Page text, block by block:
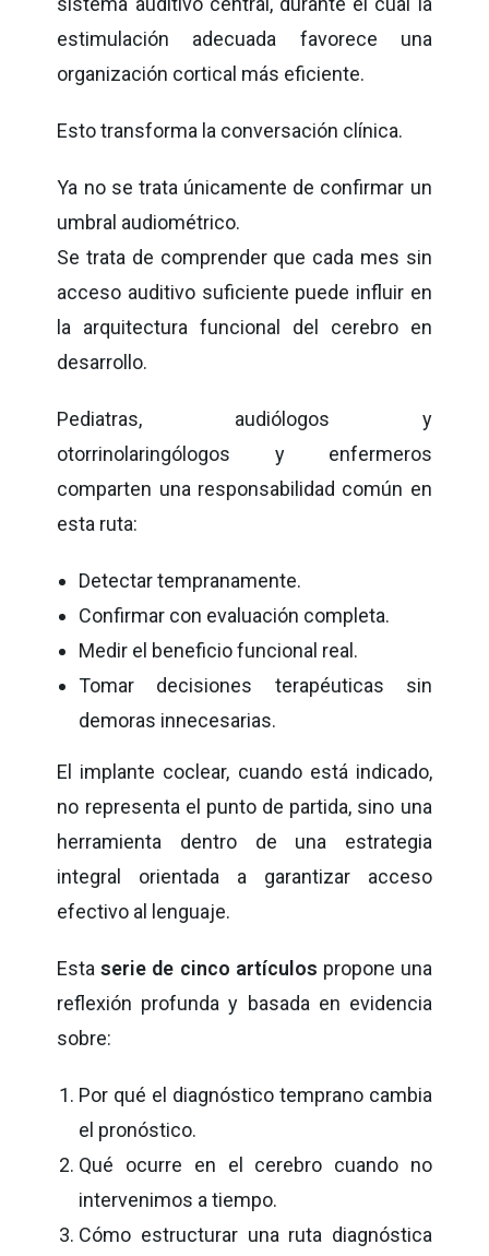
estimulación adecuada favorece una
organización cortical más eficiente.
Esto transforma la conversación clínica.
Ya no se trata únicamente de confirmar un
umbral audiométrico.
Se trata de comprender que cada mes sin
acceso auditivo suficiente puede influir en
la arquitectura funcional del cerebro en
desarrollo.
Pediatras, audiólogos y
otorrinolaringólogos y enfermeros
comparten una responsabilidad común en
esta ruta:
Detectar tempranamente.
Confirmar con evaluación completa.
Medir el beneficio funcional real.
Tomar decisiones terapéuticas sin
demoras innecesarias.
El implante coclear, cuando está indicado,
no representa el punto de partida, sino una
herramienta dentro de una estrategia
integral orientada a garantizar acceso
efectivo al lenguaje.
Estaserie de cinco artículos propone una
reflexión profunda y basada en evidencia
sobre:
Por qué el diagnóstico temprano cambia
el pronóstico.
Qué ocurre en el cerebro cuando no
intervenimos a tiempo.
Cómo estructurar una ruta diagnóstica